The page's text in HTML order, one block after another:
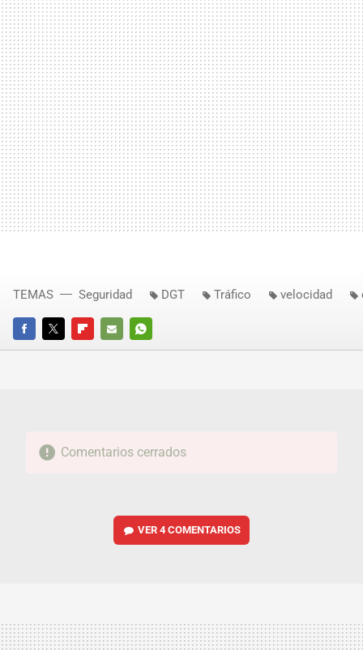
FACEBOOKTWITTERFLIPBOARD
E-
WHATSAPP
TEMAS Seguridad DGT Tráfico velocidad
Comentarios cerrados
VER4 COMENTARIOS